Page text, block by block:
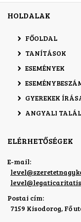
HOLDALAK
FŐOLDAL
TANÍTÁSOK
ESEMÉNYEK
GYEREKEK
ANGYALI
ELÉRHETŐSÉGEK
E-mail:
level@
level@
Postai cím:
7159 Kisodorog, Fő